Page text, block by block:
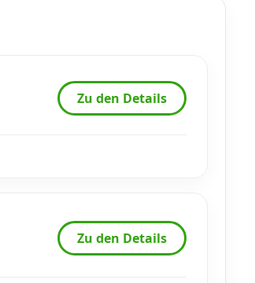
Zu den Details
Zu den Details